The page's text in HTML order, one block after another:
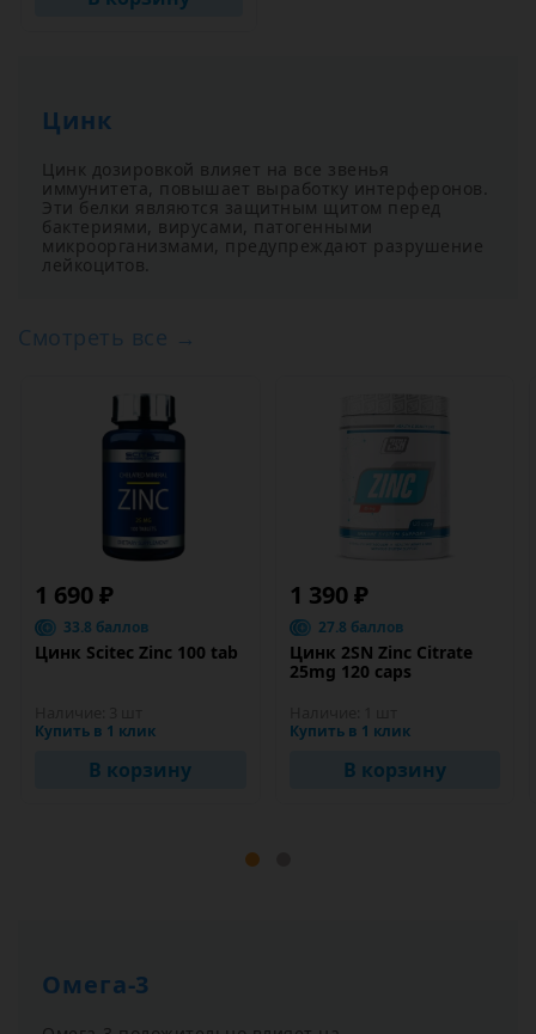
Цинк
Цинк дозировкой влияет на все звенья
иммунитета, повышает выработку интерферонов.
Эти белки являются защитным щитом перед
бактериями, вирусами, патогенными
микроорганизмами, предупреждают разрушение
лейкоцитов.
Смотреть все →
1 690 ₽
33.8 баллов
Цинк Scitec Zinс 100 tab
Купить в 1 клик
В корзину
1 390 ₽
27.8 баллов
Цинк 2SN Zinc Citrate
25mg 120 caps
Купить в 1 клик
В корзину
Омега-3